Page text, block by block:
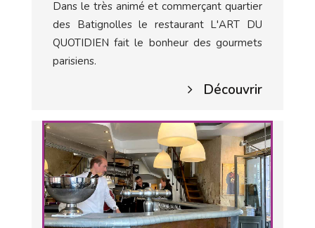
Dans le très animé et commerçant quartier
des Batignolles le restaurant L'ART DU
QUOTIDIEN fait le bonheur des gourmets
parisiens.
Découvrir